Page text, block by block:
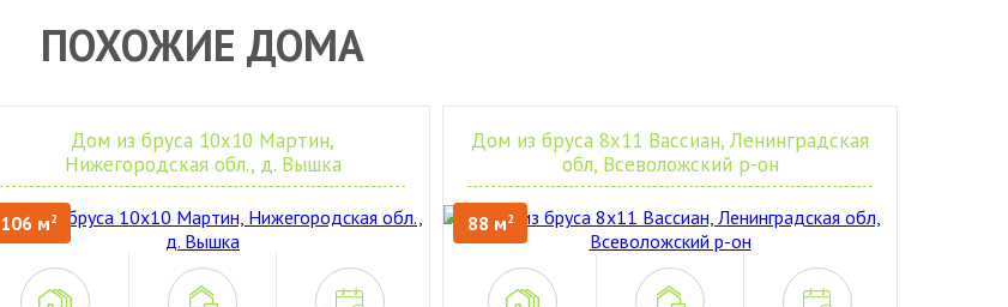
ПОХОЖИЕ ДОМА
Дом из бруса 10х10 Мартин,
Нижегородская обл., д. Вышка
106 м2
Дом из бруса 8х11 Вассиан, Ленинградская
обл, Всеволожский р-он
88 м2